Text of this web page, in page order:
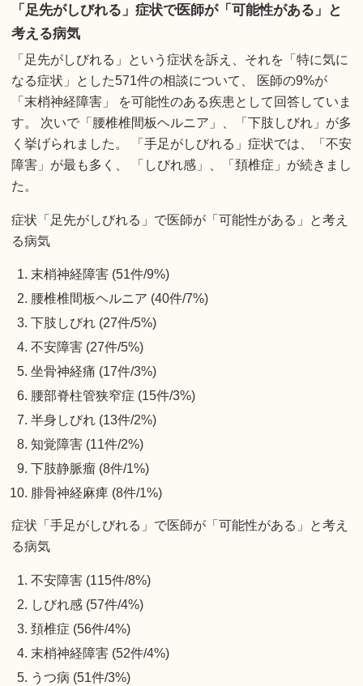
「足先がしびれる」症状で医師が「可能性がある」と
考える病気
「足先がしびれる」という症状を訴え、それを「特に気に
なる症状」とした571件の相談について、 医師の9%が
「末梢神経障害」 を可能性のある疾患として回答していま
す。 次いで「腰椎椎間板ヘルニア」、「下肢しびれ」が多
く挙げられました。 「手足がしびれる」症状では、「不安
障害」が最も多く、 「しびれ感」、「頚椎症」が続きまし
た。
症状「足先がしびれる」で医師が「可能性がある」と考え
る病気
末梢神経障害 (51件/9%)
腰椎椎間板ヘルニア (40件/7%)
下肢しびれ (27件/5%)
不安障害 (27件/5%)
坐骨神経痛 (17件/3%)
腰部脊柱管狭窄症 (15件/3%)
半身しびれ (13件/2%)
知覚障害 (11件/2%)
下肢静脈瘤 (8件/1%)
腓骨神経麻痺 (8件/1%)
症状「手足がしびれる」で医師が「可能性がある」と考え
る病気
不安障害 (115件/8%)
しびれ感 (57件/4%)
頚椎症 (56件/4%)
末梢神経障害 (52件/4%)
うつ病 (51件/3%)